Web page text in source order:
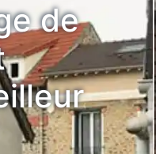
de